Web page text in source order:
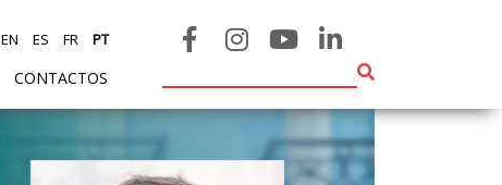
CONTACTOS
EN ES FR PT